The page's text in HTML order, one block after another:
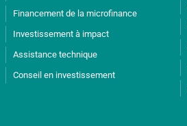
Financement de la microfinance
Investissement à impact
Assistance technique
Conseil en investissement